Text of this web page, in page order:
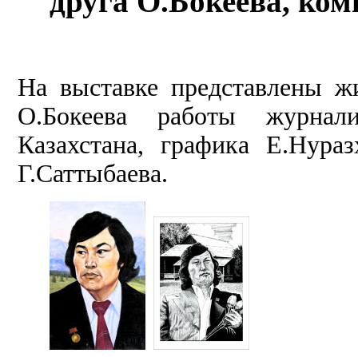
На выставке представлены
О.Бокеева работы
Казахстана, графика
Г.Саттыбаева.